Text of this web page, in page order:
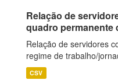
Relação de
quadro permanente
Relação de servidores
regime de trabalho/
CSV